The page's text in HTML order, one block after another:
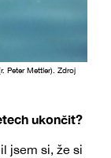
Peter Mettler). Zdroj
ukončit?
jsem si, že si